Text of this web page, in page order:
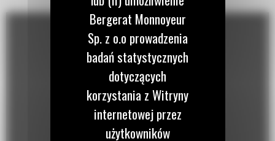
Bergerat Monnoyeur
Sp. z o.o prowadzenia
badań statystycznych
dotyczących
korzystania z Witryny
internetowej przez
użytkowników